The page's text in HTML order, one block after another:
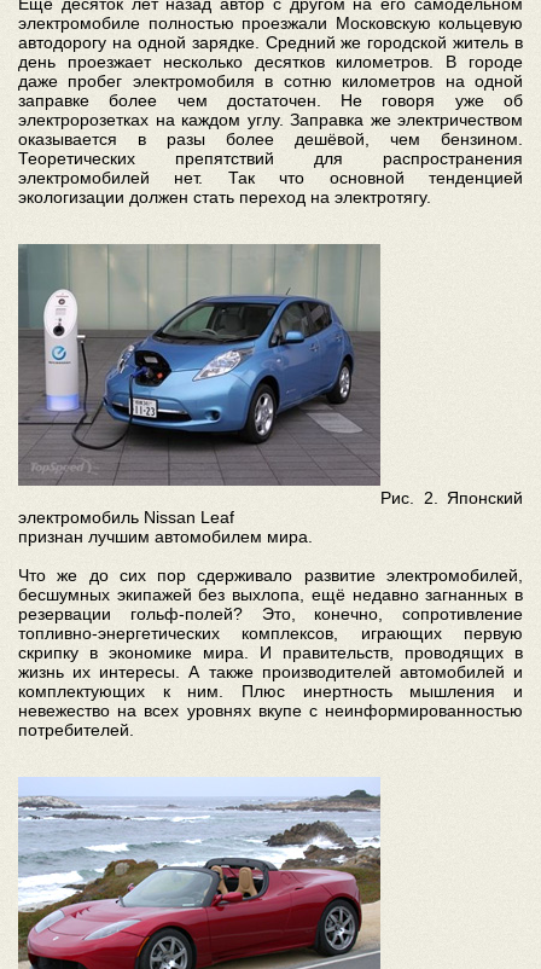
электромобиле полностью проезжали Московскую кольцевую
автодорогу на одной зарядке. Средний же городской житель в
день проезжает несколько десятков километров. В городе
даже пробег электромобиля в сотню километров на одной
заправке более чем достаточен. Не говоря уже об
электророзетках на каждом углу. Заправка же электричеством
оказывается в разы более дешёвой, чем бензином.
Теоретических препятствий для распространения
электромобилей нет. Так что основной тенденцией
экологизации должен стать переход на электротягу.
Рис. 2. Японский
электромобиль Nissan Leaf
признан лучшим автомобилем мира.
Что же до сих пор сдерживало развитие электромобилей,
бесшумных экипажей без выхлопа, ещё недавно загнанных в
резервации гольф-полей? Это, конечно, сопротивление
топливно-энергетических комплексов, играющих первую
скрипку в экономике мира. И правительств, проводящих в
жизнь их интересы. А также производителей автомобилей и
комплектующих к ним. Плюс инертность мышления и
невежество на всех уровнях вкупе с неинформированностью
потребителей.